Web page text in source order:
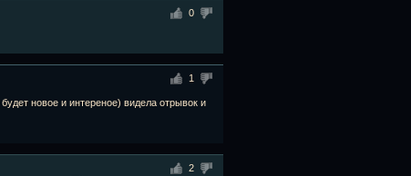
0
1
новое и интереное) видела отрывок и
2